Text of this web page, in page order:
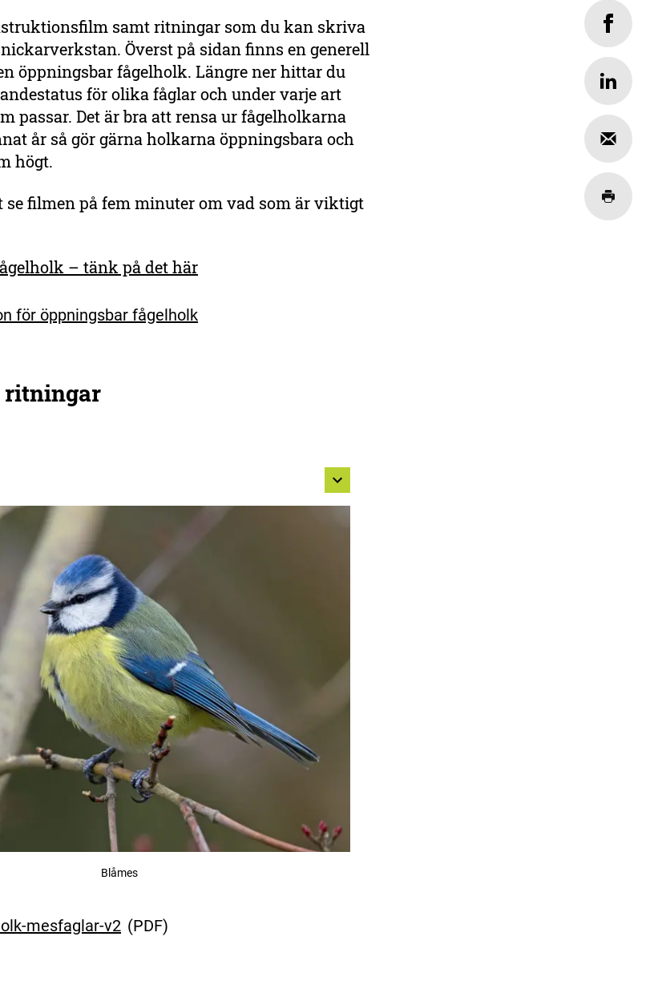
samt ritningar som du kan skriva
Överst på sidan finns en generell
öppningsbar fågelholk. Längre ner hittar du
för olika fåglar och under varje art
passar. Det är bra att rensa ur fågelholkarna
år så gör gärna holkarna öppningsbara och
högt.
se filmen på fem minuter om vad som är viktigt
– tänk på det här
för öppningsbar fågelholk
ritningar
Blåmes
mesfaglar-v2 (PDF)